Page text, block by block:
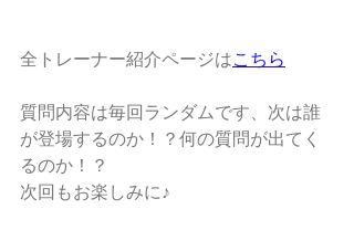
全トレーナー紹介ページはこちら
質問内容は毎回ランダムです、次は誰
が登場するのか！？何の質問が出てく
るのか！？
次回もお楽しみに♪